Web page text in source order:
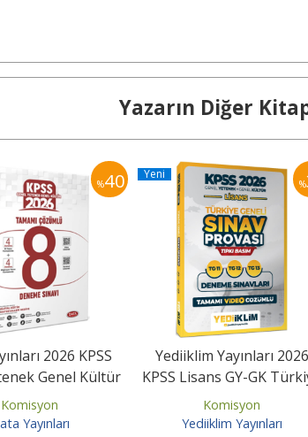
Yazarın Diğer
%40
2026 KPSS
Genel Kültür
Çözümlü 8...
Komisyon
Yayınları
%
Yeni
Yediiklim Yayınları 2026
KPSS Lisans GY-GK
Geneli Sınav Provası...
Komisyon
Yediiklim Yayınları